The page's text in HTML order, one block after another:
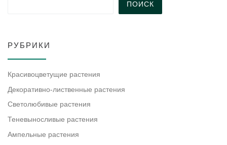
ПОИСК
РУБРИКИ
Красивоцветущие растения
Декоративно-лиственные растения
Светолюбивые растения
Теневыносливые растения
Ампельные растения